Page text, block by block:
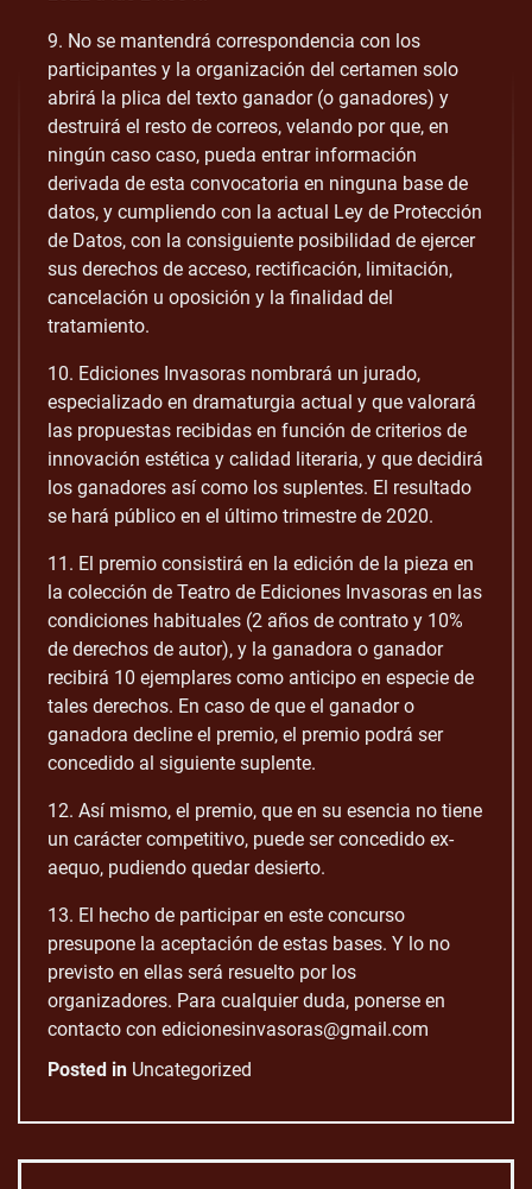
9. No se mantendrá correspondencia con los
participantes y la organización del certamen solo
abrirá la plica del texto ganador (o ganadores) y
destruirá el resto de correos, velando por que, en
ningún caso caso, pueda entrar información
derivada de esta convocatoria en ninguna base de
datos, y cumpliendo con la actual Ley de Protección
de Datos, con la consiguiente posibilidad de ejercer
sus derechos de acceso, rectificación, limitación,
cancelación u oposición y la finalidad del
tratamiento.
10. Ediciones Invasoras nombrará un jurado,
especializado en dramaturgia actual y que valorará
las propuestas recibidas en función de criterios de
innovación estética y calidad literaria, y que decidirá
los ganadores así como los suplentes. El resultado
se hará público en el último trimestre de 2020.
11. El premio consistirá en la edición de la pieza en
la colección de Teatro de Ediciones Invasoras en las
condiciones habituales (2 años de contrato y 10%
de derechos de autor), y la ganadora o ganador
recibirá 10 ejemplares como anticipo en especie de
tales derechos. En caso de que el ganador o
ganadora decline el premio, el premio podrá ser
concedido al siguiente suplente.
12. Así mismo, el premio, que en su esencia no tiene
un carácter competitivo, puede ser concedido ex-
aequo, pudiendo quedar desierto.
13. El hecho de participar en este concurso
presupone la aceptación de estas bases. Y lo no
previsto en ellas será resuelto por los
organizadores. Para cualquier duda, ponerse en
contacto con edicionesinvasoras@gmail.com
Posted in Uncategorized